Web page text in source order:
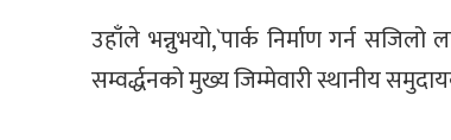
उहाँले भन्नुभयो,`पार्क निर्माण गर्न
सम्वर्द्धनको मुख्य जिम्मेवारी स्थानीय